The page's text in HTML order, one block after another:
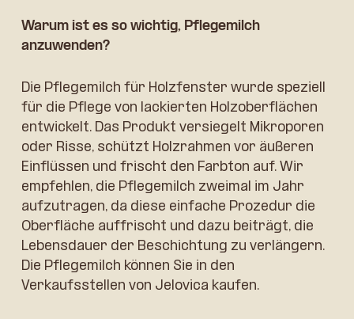
Warum ist es so wichtig, Pflegemilch
anzuwenden?
Die Pflegemilch für Holzfenster wurde speziell
für die Pflege von lackierten Holzoberflächen
entwickelt. Das Produkt versiegelt Mikroporen
oder Risse, schützt Holzrahmen vor äußeren
Einflüssen und frischt den Farbton auf. Wir
empfehlen, die Pflegemilch zweimal im Jahr
aufzutragen, da diese einfache Prozedur die
Oberfläche auffrischt und dazu beiträgt, die
Lebensdauer der Beschichtung zu verlängern.
Die Pflegemilch können Sie in den
Verkaufsstellen von Jelovica kaufen.